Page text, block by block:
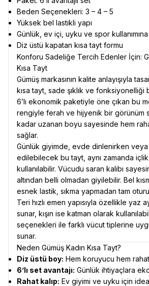
Beden Seçenekleri: 3 – 4 – 5
Yüksek bel lastikli yapı
Günlük, ev içi, uyku ve spor
Diz üstü kapatan kısa tayt formu
Konforu Sadeliğe Tercih Edenler İçin:
Kısa Tayt
Gümüş markasının kalite anlayışıyla
kısa tayt, sade şıklık ve fonksiyonelliği
6’lı ekonomik paketiyle öne çıkan bu
rengiyle ferah ve hijyenik bir görünüm
kadar uzanan boyu sayesinde hem
sağlar.
Günlük giyimde, evde dinlenirken
edilebilecek bu tayt, aynı zamanda
kullanılabilir. Vücudu saran kalıbı
altından belli olmadan giyilebilir. Bel
esnek lastik, sıkma yapmadan tam
Teri hızlı emen yapısıyla özellikle yaz
sunar, kışın ise katman olarak
seçenekleri ile farklı vücut tiplerine
sunar.
Neden Gümüş Kadın Kısa Tayt?
Diz üstü boy: Hem koruyucu hem rahat
6’lı set avantajı: Günlük ihtiyaçlara
Rahat kalıp: Ev giyimi ve uyku için